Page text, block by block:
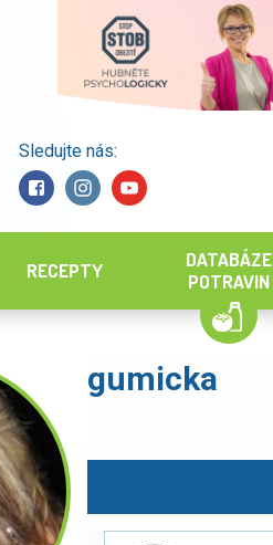
Sledujte nás:
RECEPTY
DATABÁZE
POTRAVIN
gumicka